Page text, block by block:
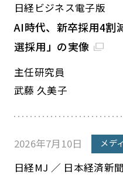
日経ビジネス電子版
AI時代、新卒採用4
選採用」の実像
主任研究員
武藤 久美子
2026年7月10日 メデ
日経MJ ／ 日本経済新